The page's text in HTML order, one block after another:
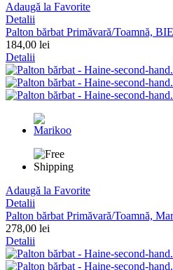
Adaugă la Favorite
Detalii
Palton bărbat Primăvară/Toamnă,
184,00 lei
Detalii
Adaugă la Favorite
Detalii
Palton bărbat Primăvară/Toamnă,
278,00 lei
Detalii